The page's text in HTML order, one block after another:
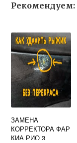
Рекомендуем:
ЗАМЕНА
КОРРЕКТОРА ФАР
КИА РИО 3